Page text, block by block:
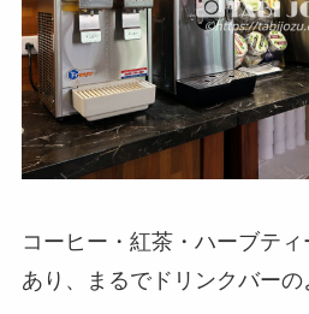
コーヒー・紅茶・ハーブテ
あり、まるでドリンクバーの